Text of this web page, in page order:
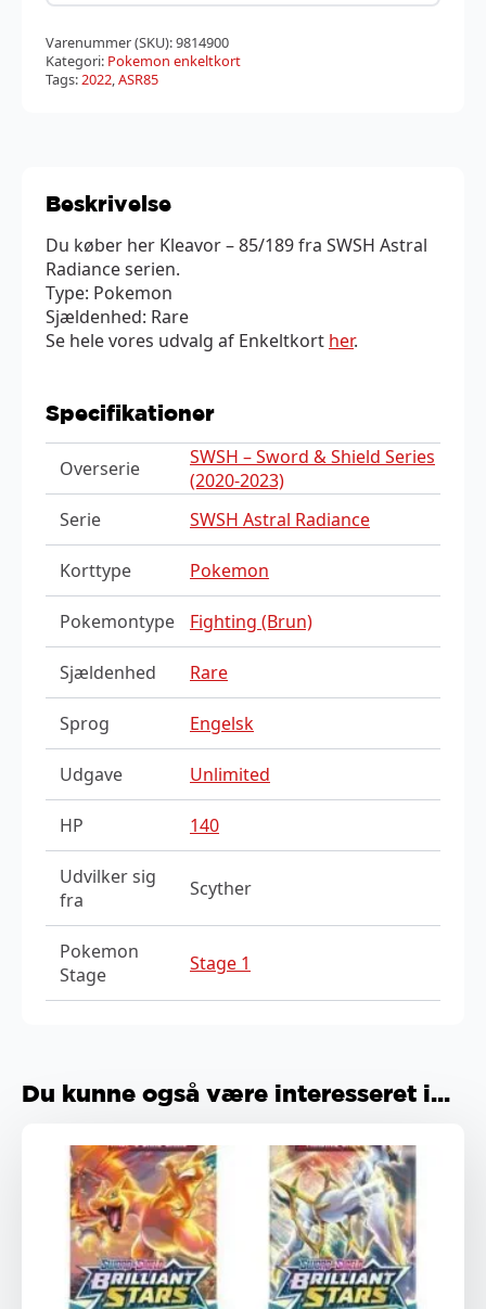
Varenummer (SKU):9814900
Kategori: Pokemon enkeltkort
Tags:2022,ASR85
Beskrivelse
Du køber her Kleavor – 85/189 fra SWSH Astral
Radiance serien.
Type: Pokemon
Sjældenhed: Rare
Se hele vores udvalg af Enkeltkort her.
Specifikationer
Overserie
SWSH – Sword & Shield Series
(2020-2023)
Serie
SWSH Astral Radiance
Korttype Pokemon
Pokemontype Fighting (Brun)
Sjældenhed Rare
Sprog Engelsk
Udgave Unlimited
HP 140
Udvilker sig
fra
Scyther
Pokemon
Stage
Stage 1
Du kunne også være interesseret i...